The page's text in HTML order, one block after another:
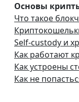
Основы
Что такое
Self-custody и
Как работают
Как устроены
Как не